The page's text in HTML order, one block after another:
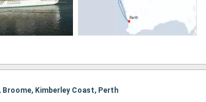
Broome, Kimberley Coast, Perth